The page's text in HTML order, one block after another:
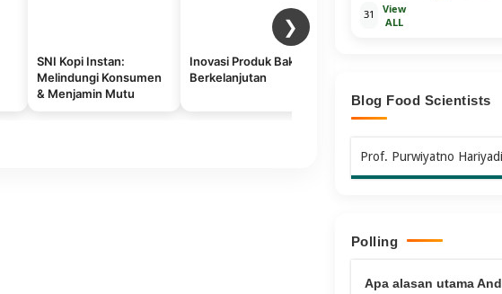
❯
SNI Kopi Instan:
Melindungi Konsumen
& Menjamin Mutu
Inovasi Produk Bakeri
Berkelanjutan
31
View
ALL
Blog Food Scientists
Prof. Purwiyatno Hariyadi
Polling
Apa alasan utama